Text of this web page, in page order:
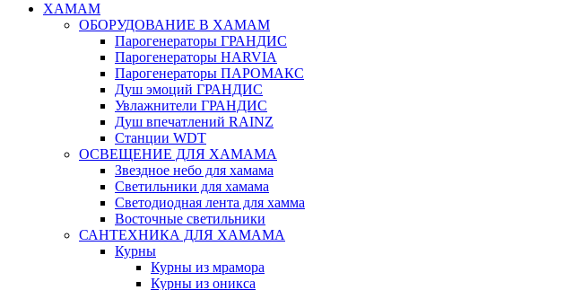
ХАМАМ
ОБОРУДОВАНИЕ В ХАМАМ
Парогенераторы ГРАНДИС
Парогенераторы HARVIA
Парогенераторы ПАРОМАКС
Душ эмоций ГРАНДИС
Увлажнители ГРАНДИС
Душ впечатлений RAINZ
Станции WDT
ОСВЕЩЕНИЕ ДЛЯ ХАМАМА
Звездное небо для хамама
Светильники для хамама
Светодиодная лента для хамма
Восточные светильники
САНТЕХНИКА ДЛЯ ХАМАМА
Курны
Курны из мрамора
Курны из оникса